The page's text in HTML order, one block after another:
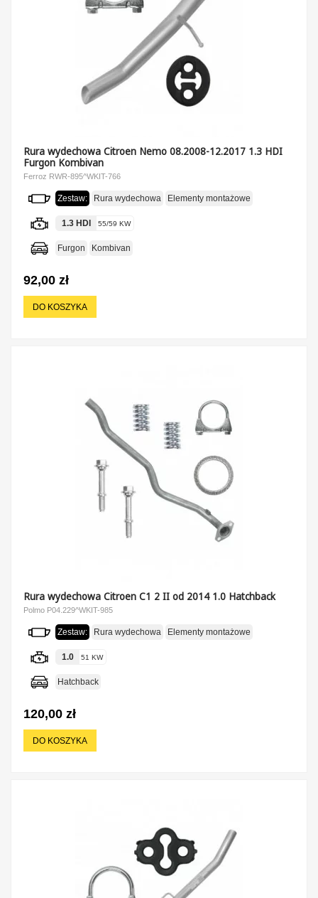
Rura wydechowa Citroen Nemo 08.2008-12.2017 1.3 HDI
Furgon Kombivan
Ferroz RWR-895^WKIT-766
Zestaw: Rura wydechowa Elementy montażowe
1.3 HDI 55/59 KW
Furgon Kombivan
92,00 zł
DO KOSZYKA
Rura wydechowa Citroen C1 2 II od 2014 1.0 Hatchback
Polmo P04.229^WKIT-985
Zestaw: Rura wydechowa Elementy montażowe
1.0 51 KW
Hatchback
120,00 zł
DO KOSZYKA